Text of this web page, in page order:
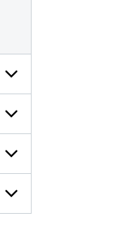
Undersidor
för
Radar
och
Undersidor
för
Väder
till
Undersidor
för